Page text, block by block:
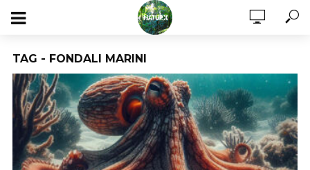
TAG - FONDALI MARINI